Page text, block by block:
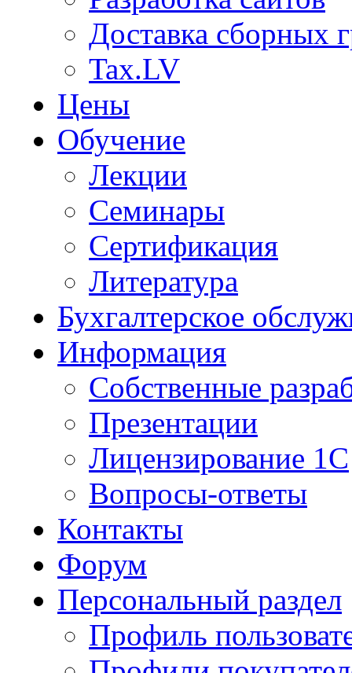
Доставка сборных
Tax.LV
Цены
Обучение
Лекции
Семинары
Сертификация
Литература
Бухгалтерское
Информация
Собственные
Презентации
Лицензирование 1С
Вопросы-ответы
Контакты
Форум
Персональный раздел
Профиль